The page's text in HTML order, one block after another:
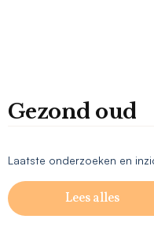
Gezond oud
Laatste onderzoeken en
Lees alles